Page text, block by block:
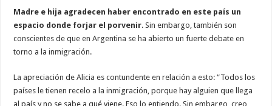
Madre e hija agradecen haber encontrado en este país un
espacio donde forjar el porvenir. Sin embargo, también son
conscientes de que en Argentina se ha abierto un fuerte debate en
torno a la inmigración.
La apreciación de Alicia es contundente en relación a esto: “Todos los
países le tienen recelo a la inmigración, porque hay alguien que llega
al país y no se sabe a qué viene. Eso lo entiendo. Sin embargo, creo